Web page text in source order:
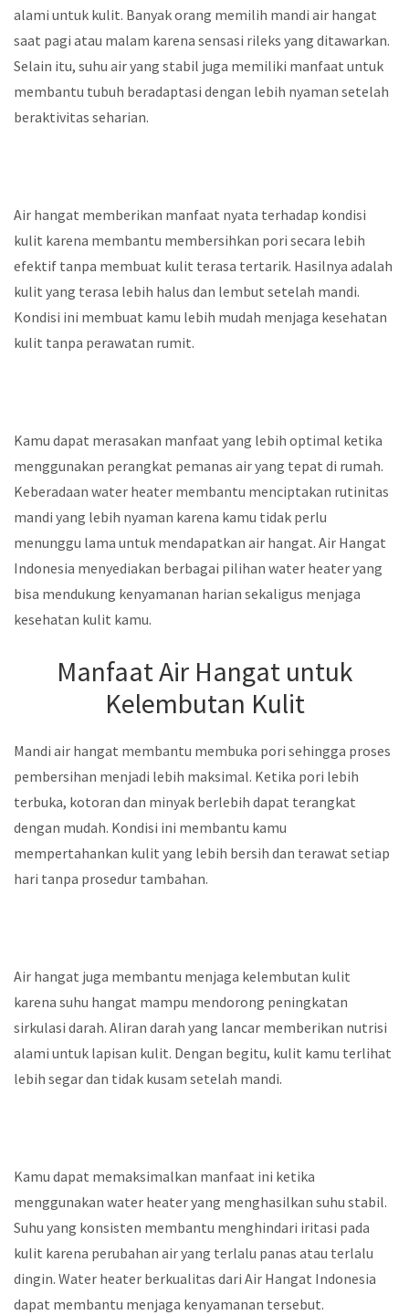
alami untuk kulit. Banyak orang memilih mandi air hangat
saat pagi atau malam karena sensasi rileks yang ditawarkan.
Selain itu, suhu air yang stabil juga memiliki manfaat untuk
membantu tubuh beradaptasi dengan lebih nyaman setelah
beraktivitas seharian.
Air hangat memberikan manfaat nyata terhadap kondisi
kulit karena membantu membersihkan pori secara lebih
efektif tanpa membuat kulit terasa tertarik. Hasilnya adalah
kulit yang terasa lebih halus dan lembut setelah mandi.
Kondisi ini membuat kamu lebih mudah menjaga kesehatan
kulit tanpa perawatan rumit.
Kamu dapat merasakan manfaat yang lebih optimal ketika
menggunakan perangkat pemanas air yang tepat di rumah.
Keberadaan water heater membantu menciptakan rutinitas
mandi yang lebih nyaman karena kamu tidak perlu
menunggu lama untuk mendapatkan air hangat. Air Hangat
Indonesia menyediakan berbagai pilihan water heater yang
bisa mendukung kenyamanan harian sekaligus menjaga
kesehatan kulit kamu.
Manfaat Air Hangat untuk
Kelembutan Kulit
Mandi air hangat membantu membuka pori sehingga proses
pembersihan menjadi lebih maksimal. Ketika pori lebih
terbuka, kotoran dan minyak berlebih dapat terangkat
dengan mudah. Kondisi ini membantu kamu
mempertahankan kulit yang lebih bersih dan terawat setiap
hari tanpa prosedur tambahan.
Air hangat juga membantu menjaga kelembutan kulit
karena suhu hangat mampu mendorong peningkatan
sirkulasi darah. Aliran darah yang lancar memberikan nutrisi
alami untuk lapisan kulit. Dengan begitu, kulit kamu terlihat
lebih segar dan tidak kusam setelah mandi.
Kamu dapat memaksimalkan manfaat ini ketika
menggunakan water heater yang menghasilkan suhu stabil.
Suhu yang konsisten membantu menghindari iritasi pada
kulit karena perubahan air yang terlalu panas atau terlalu
dingin. Water heater berkualitas dari Air Hangat Indonesia
dapat membantu menjaga kenyamanan tersebut.